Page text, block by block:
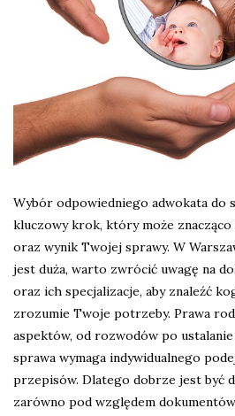
Wybór odpowiedniego adwokata do
kluczowy krok, który może znacząco
oraz wynik Twojej sprawy. W
jest duża, warto zwrócić uwagę na
oraz ich specjalizacje, aby znaleźć
zrozumie Twoje potrzeby. Prawa
aspektów, od rozwodów po ustalanie
sprawa wymaga indywidualnego
przepisów. Dlatego dobrze jest być
zarówno pod względem